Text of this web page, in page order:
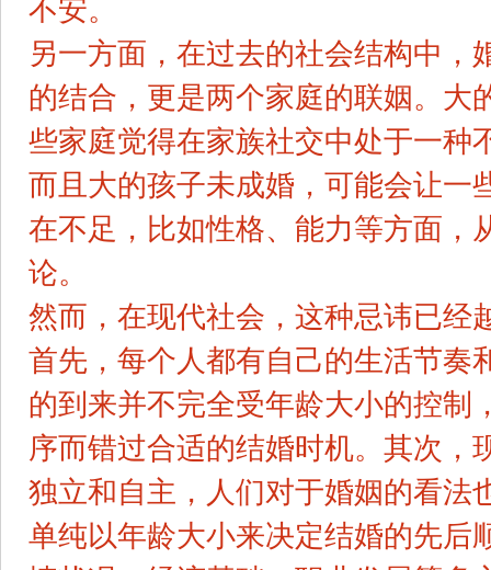
不安。
另一方面，在过去的社会结构中，
的结合，更是两个家庭的联姻。大
些家庭觉得在家族社交中处于一种
而且大的孩子未成婚，可能会让一
在不足，比如性格、能力等方面，
论。
然而，在现代社会，这种忌讳已经
首先，每个人都有自己的生活节奏
的到来并不完全受年龄大小的控制
序而错过合适的结婚时机。其次，
独立和自主，人们对于婚姻的看法
单纯以年龄大小来决定结婚的先后